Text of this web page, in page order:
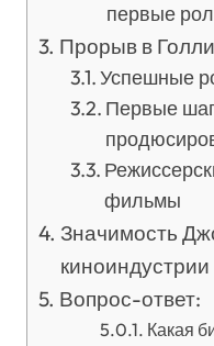
первые
Прорыв в
Успешные
Первые
фильмы
Значимость
киноиндустрии
Вопрос-ответ:
Какая